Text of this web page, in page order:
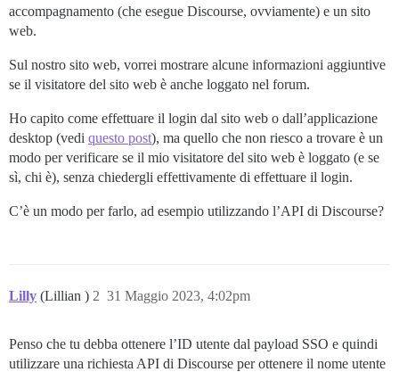
accompagnamento (che esegue Discourse, ovviamente) e un sito
web.
Sul nostro sito web, vorrei mostrare alcune informazioni aggiuntive
se il visitatore del sito web è anche loggato nel forum.
Ho capito come effettuare il login dal sito web o dall’applicazione
desktop (vedi questo post), ma quello che non riesco a trovare è un
modo per verificare se il mio visitatore del sito web è loggato (e se
sì, chi è), senza chiedergli effettivamente di effettuare il login.
C’è un modo per farlo, ad esempio utilizzando l’API di Discourse?
Lilly (Lillian ) 31 Maggio 2023, 4:02pm
2
Penso che tu debba ottenere l’ID utente dal payload SSO e quindi
utilizzare una richiesta API di Discourse per ottenere il nome utente